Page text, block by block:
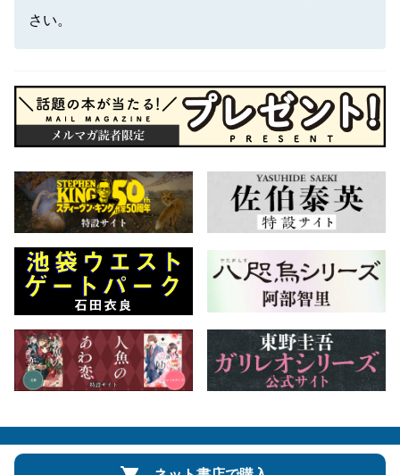
さい。
会社概要 自費出版のご案内 お問合せ